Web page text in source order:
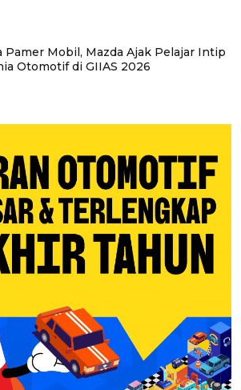
Pamer Mobil, Mazda Ajak Pelajar Intip
Otomotif di GIIAS 2026